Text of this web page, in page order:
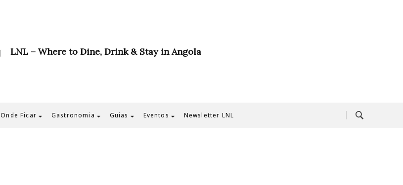
LNL – Where to Dine, Drink & Stay in Angola
Onde Ficar Gastronomia Guias Eventos Newsletter LNL